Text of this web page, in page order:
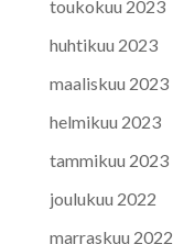
toukokuu 2023
huhtikuu 2023
maaliskuu 2023
helmikuu 2023
tammikuu 2023
joulukuu 2022
marraskuu 2022